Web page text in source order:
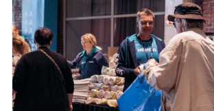
julkistetaan Finnish Comms Awards -
Helsingissä, torstaina 31.10.2024.
13. kerran ja järjestäjänä toimii
yhteistyössä VaLa ry:n kanssa.